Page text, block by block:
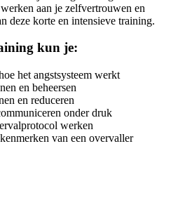
aan je zelfvertrouwen en
deze korte en intensieve training.
kun je:
het angstsysteem werkt
en beheersen
en reduceren
onder druk
werken
van een overvaller